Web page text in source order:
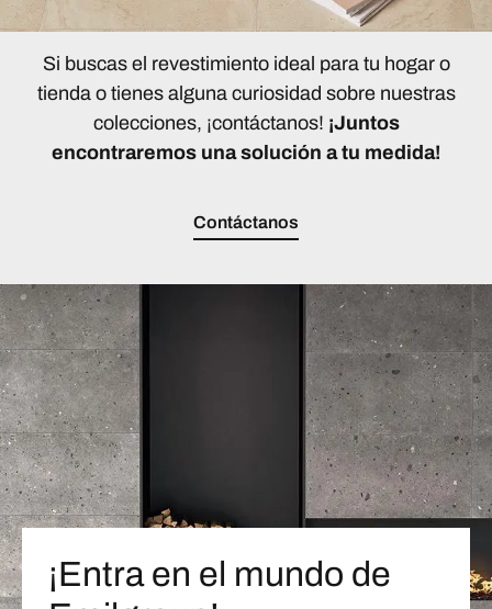
Si buscas el revestimiento ideal para tu hogar o
tienda o tienes alguna curiosidad sobre nuestras
colecciones, ¡contáctanos! ¡Juntos
encontraremos una solución a tu medida!
Contáctanos
¡Entra en el mundo de